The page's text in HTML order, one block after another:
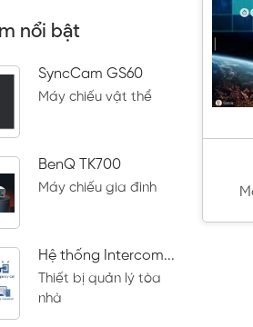
nổi bật
SyncCam GS60
Máy chiếu vật thể
BenQ TK700
Máy chiếu gia đình
Hệ thống Intercom...
Thiết bị quản lý tòa
nhà